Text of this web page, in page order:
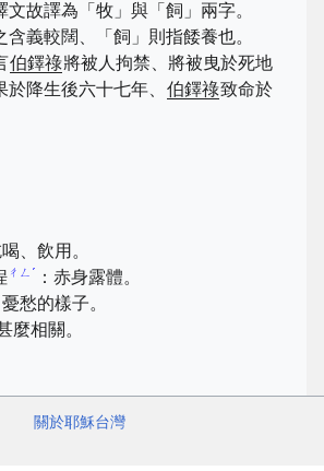
文故譯為「牧」與「飼」兩字。
含義較闊、「飼」則指餧養也。
伯鐸祿將被人拘禁、將被曳於死地
於降生後六十七年、 伯鐸祿致命於
喝、飲用。
ㄔㄥˊ
：赤身露體。
愁的樣子。
麼相關。
關於耶穌台灣